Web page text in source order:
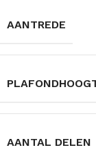
AANTREDE
AANTAL DELEN